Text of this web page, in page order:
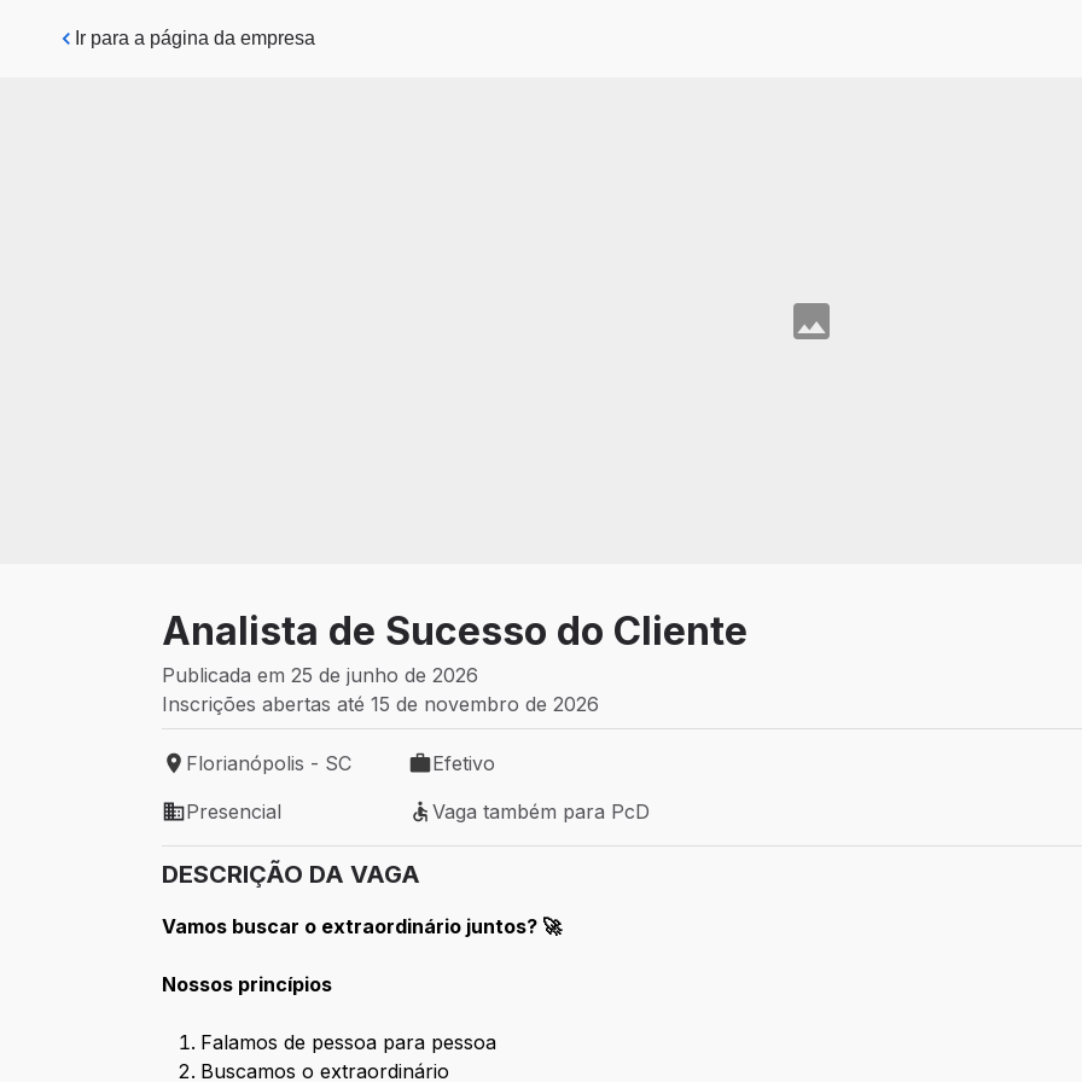
Pular para o conteúdo principal
Ir para a página da empresa
Analista de Sucesso do Cliente
Publicada em 25 de junho de 2026
Inscrições abertas até 15 de novembro de 2026
Local de trabalho: Florianópolis - SC
Florianópolis - SC
Tipo de vaga: Efetivo
Efetivo
Modelo de trabalho: Presencial
Presencial
Vaga também para PcD
Vaga também para PcD
DESCRIÇÃO DA VAGA
Vamos buscar o extraordinário juntos? 🚀
Nossos princípios
Falamos de pessoa para pessoa
Buscamos o extraordinário